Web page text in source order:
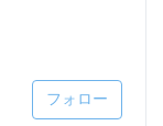
フォロー